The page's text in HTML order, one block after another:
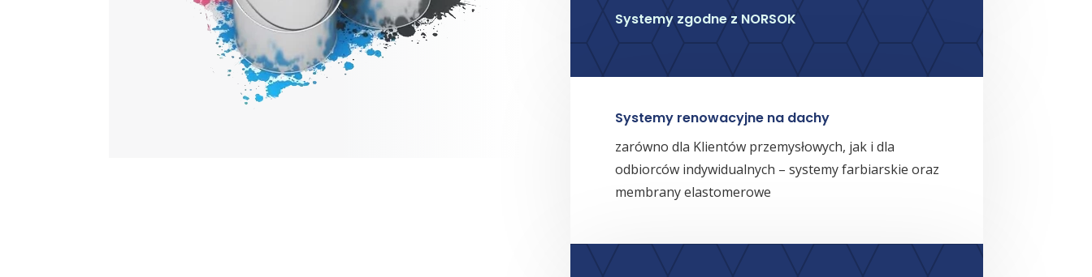
Systemy zgodne z NORSOK
Systemy renowacyjne na dachy
zarówno dla Klientów przemysłowych, jak i dla
odbiorców indywidualnych – systemy farbiarskie oraz
membrany elastomerowe